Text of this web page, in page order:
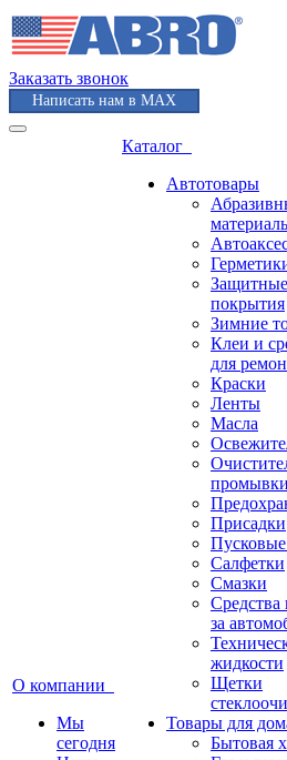
Заказать звонок
Написать нам в MAX
О компании
Мы
сегодня
Каталог
Автотовары
Защитные
покрытия
Зимние
Клеи и
для
Краски
Ленты
Масла
промывки
Присадки
Салфетки
Смазки
Средства
за
жидкости
Щетки
Товары для
Бытовая